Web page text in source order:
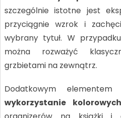
szczególnie istotne jest
przyciągnie wzrok i
wybrany tytuł. W
można rozważyć
grzbietami na zewnątrz.
Dodatkowym
wykorzystanie